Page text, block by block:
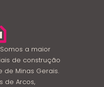
a maior
de construção
Minas Gerais.
de Arcos,